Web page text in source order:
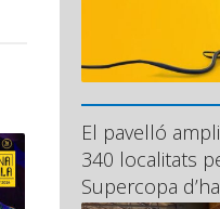
El pavelló
340 localitats
Supercopa